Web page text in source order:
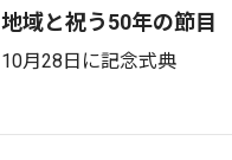
地域と祝う50年の節目
10月28日に記念式典